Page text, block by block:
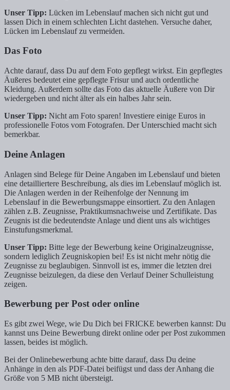
Unser Tipp: Lücken im Lebenslauf machen sich nicht gut und
lassen Dich in einem schlechten Licht dastehen. Versuche daher,
Lücken im Lebenslauf zu vermeiden.
Das Foto
Achte darauf, dass Du auf dem Foto gepflegt wirkst. Ein gepflegtes
Äußeres bedeutet eine gepflegte Frisur und auch ordentliche
Kleidung. Außerdem sollte das Foto das aktuelle Äußere von Dir
wiedergeben und nicht älter als ein halbes Jahr sein.
Unser Tipp: Nicht am Foto sparen! Investiere einige Euros in
professionelle Fotos vom Fotografen. Der Unterschied macht sich
bemerkbar.
Deine Anlagen
Anlagen sind Belege für Deine Angaben im Lebenslauf und bieten
eine detailliertere Beschreibung, als dies im Lebenslauf möglich ist.
Die Anlagen werden in der Reihenfolge der Nennung im
Lebenslauf in die Bewerbungsmappe einsortiert. Zu den Anlagen
zählen z.B. Zeugnisse, Praktikumsnachweise und Zertifikate. Das
Zeugnis ist die bedeutendste Anlage und dient uns als wichtiges
Einstufungsmerkmal.
Unser Tipp: Bitte lege der Bewerbung keine Originalzeugnisse,
sondern lediglich Zeugniskopien bei! Es ist nicht mehr nötig die
Zeugnisse zu beglaubigen. Sinnvoll ist es, immer die letzten drei
Zeugnisse beizulegen, da diese den Verlauf Deiner Schulleistung
zeigen.
Bewerbung per Post oder online
Es gibt zwei Wege, wie Du Dich bei FRICKE bewerben kannst: Du
kannst uns Deine Bewerbung direkt online oder per Post zukommen
lassen, beides ist möglich.
Bei der Onlinebewerbung achte bitte darauf, dass Du deine
Anhänge in den als PDF-Datei beifügst und dass der Anhang die
Größe von 5 MB nicht übersteigt.